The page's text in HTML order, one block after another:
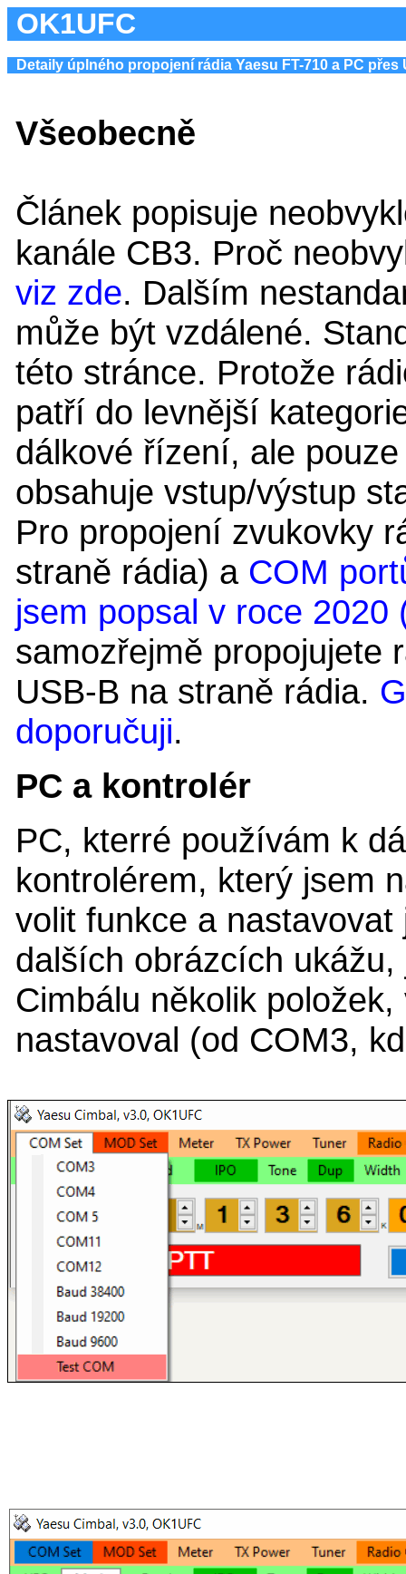
OK1UFC
Detaily úplného propojení rádia Yaesu FT-710 a PC přes
Všeobecně
Článek popisuje
kanále CB3. Proč
viz zde. Dalším
může být vzdálené.
této stránce. Protože
patří do levnější
dálkové řízení, ale
obsahuje vstup/výstup
Pro propojení zvukovky
straně rádia) a COM
jsem popsal v roce
samozřejmě propojujete
USB-B na straně rádia.
doporučuji.
PC a kontrolér
PC, kterré používám k
kontrolérem, který jsem
volit funkce a
dalších obrázcích
Cimbálu několik
nastavoval (od COM3,